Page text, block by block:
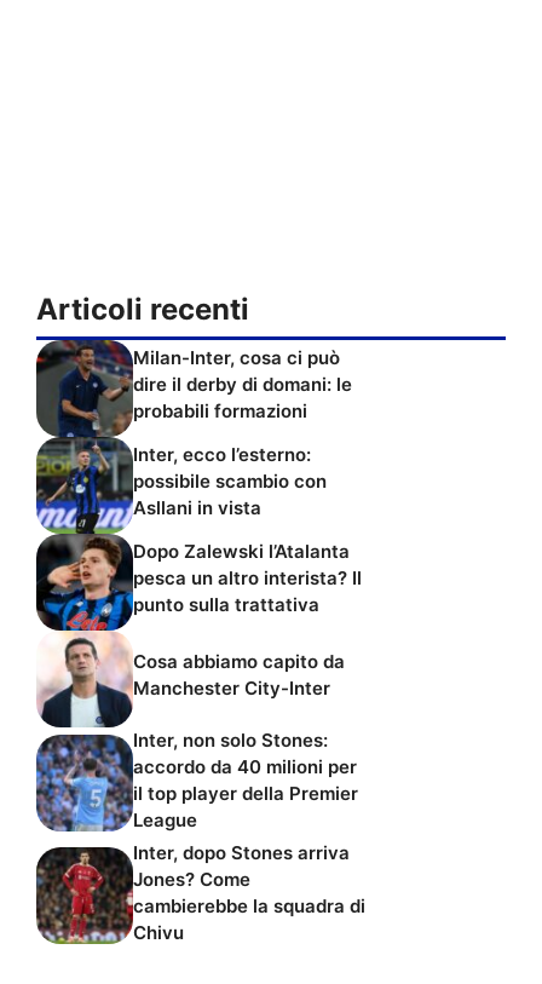
Articoli recenti
Milan-Inter, cosa ci può
dire il derby di domani: le
probabili formazioni
Inter, ecco l’esterno:
possibile scambio con
Asllani in vista
Dopo Zalewski l’Atalanta
pesca un altro interista? Il
punto sulla trattativa
Cosa abbiamo capito da
Manchester City-Inter
Inter, non solo Stones:
accordo da 40 milioni per
il top player della Premier
League
Inter, dopo Stones arriva
Jones? Come
cambierebbe la squadra di
Chivu